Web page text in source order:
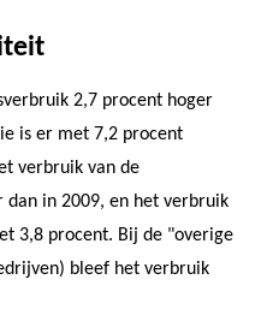
2,7 procent hoger
is er met 7,2 procent
verbruik van de
dan in 2009, en het verbruik
3,8 procent. Bij de "overige
bleef het verbruik